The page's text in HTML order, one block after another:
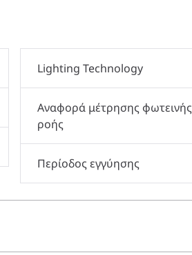
Lighting Technology
Αναφορά μέτρησης φωτεινής
ροής
Περίοδος εγγύησης